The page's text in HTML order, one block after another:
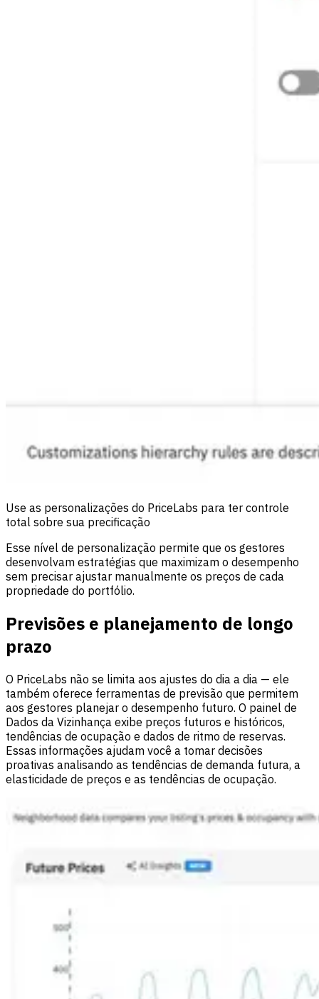
Use as personalizações do PriceLabs para ter controle
total sobre sua precificação
Esse nível de personalização permite que os gestores
desenvolvam estratégias que maximizam o desempenho
sem precisar ajustar manualmente os preços de cada
propriedade do portfólio.
Previsões e planejamento de longo
prazo
O PriceLabs não se limita aos ajustes do dia a dia — ele
também oferece ferramentas de previsão que permitem
aos gestores planejar o desempenho futuro. O painel de
Dados da Vizinhança exibe preços futuros e históricos,
tendências de ocupação e dados de ritmo de reservas.
Essas informações ajudam você a tomar decisões
proativas analisando as tendências de demanda futura, a
elasticidade de preços e as tendências de ocupação.